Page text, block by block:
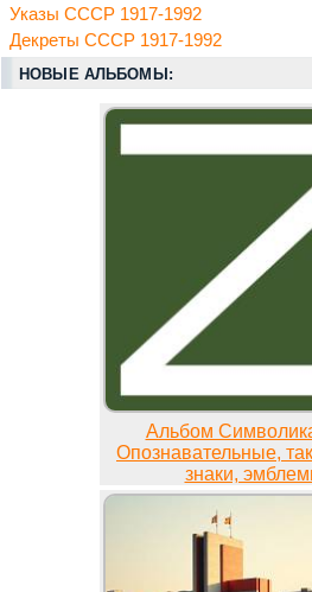
Указы СССР 1917-1992
Декреты СССР 1917-1992
НОВЫЕ АЛЬБОМЫ:
Альбом
Опознавательные,
знаки,